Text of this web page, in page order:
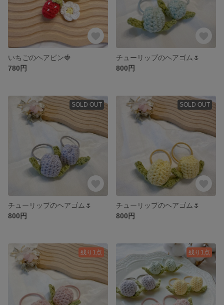
いちごのヘアピン🍓
780円
チューリップのヘアゴム🌷
800円
SOLD OUT
チューリップのヘアゴム🌷
800円
SOLD OUT
チューリップのヘアゴム🌷
800円
残り1点 残り1点